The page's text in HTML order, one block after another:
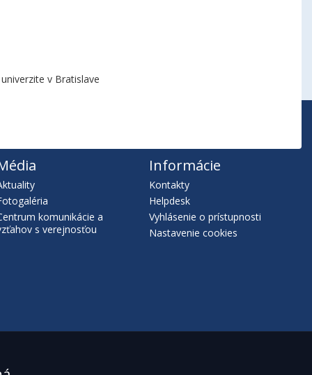
v Bratislave
komunikácie a
s verejnosťou
Informácie
Kontakty
Helpdesk
Vyhlásenie o prístupnosti
Nastavenie cookies